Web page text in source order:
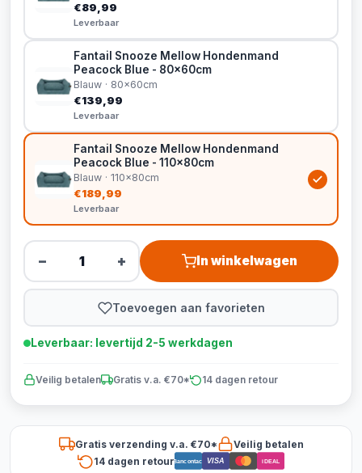
€89,99
Leverbaar
Fantail Snooze Mellow Hondenmand
Peacock Blue - 80x60cm
Blauw · 80x60cm
€139,99
Leverbaar
Fantail Snooze Mellow Hondenmand
Peacock Blue - 110x80cm
Blauw · 110x80cm
€189,99
Leverbaar
− + In winkelwagen
Toevoegen aan favorieten
Leverbaar: levertijd 2-5 werkdagen
Veilig betalen Gratis v.a. €70* 14 dagen retour
Gratis verzending v.a. €70*
Veilig betalen
14 dagen retourBancontact VISA iDEAL